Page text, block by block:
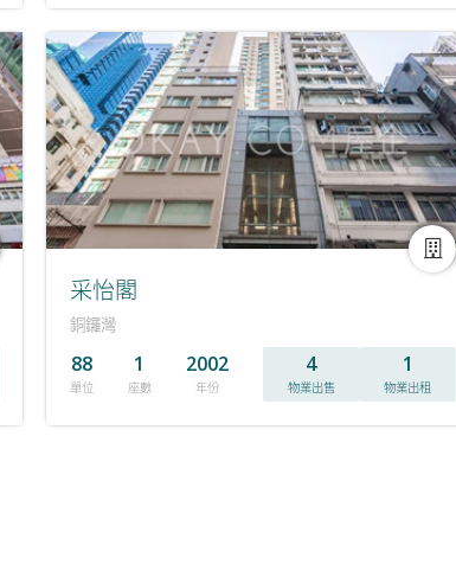
采怡閣
銅鑼灣
88
單位
1
座數
2002
年份
4
物業出售
1
物業出租